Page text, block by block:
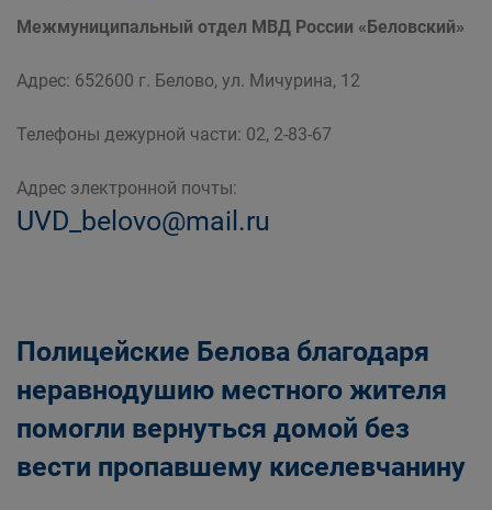
Межмуниципальный отдел МВД России «Беловский»
Адрес: 652600 г. Белово, ул. Мичурина, 12
Телефоны дежурной части: 02, 2-83-67
Адрес электронной почты:
UVD_belovo@mail.ru
Полицейские Белова благодаря
неравнодушию местного жителя
помогли вернуться домой без
вести пропавшему киселевчанину